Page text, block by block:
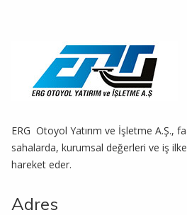
ERG Otoyol Yatırım ve İşletme A.Ş.,
sahalarda, kurumsal değerleri ve iş
hareket eder.
Adres